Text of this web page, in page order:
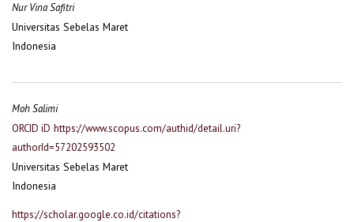
Nur Vina Safitri
Universitas Sebelas Maret
Indonesia
Moh Salimi
ORCID iD https://www.scopus.com/authid/detail.uri?
authorId=57202593502
Universitas Sebelas Maret
Indonesia
https://scholar.google.co.id/citations?